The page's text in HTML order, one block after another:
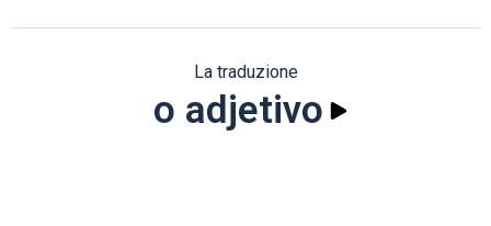
La traduzione
o adjetivo